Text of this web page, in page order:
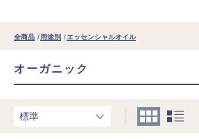
全商品 用途別 エッセンシャルオイル
オーガニック